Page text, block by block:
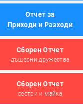
Отчет за
Приходи и Разходи
Сборен Отчет
дъщерни дружества
Сборен Отчет
сестри и майка